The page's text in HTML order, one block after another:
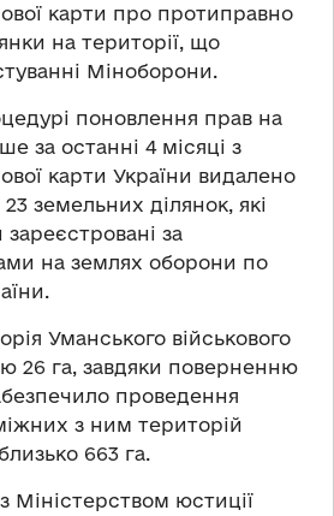
карти про протиправно
на території, що
Міноборони.
поновлення прав на
за останні 4 місяці з
карти України видалено
земельних ділянок, які
за
на землях оборони по
Уманського військового
26 га, завдяки поверненню
проведення
з ним територій
663 га.
Міністерством юстиції